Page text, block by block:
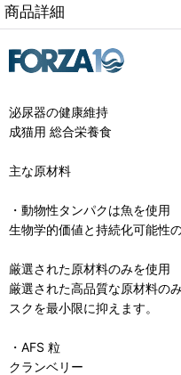
商品詳細
泌尿器の健康維持
成猫用 総合栄養食
主な原材料
・動物性タンパクは魚を使用
生物学的価値と持続化可能性
厳選された原材料のみを使用
厳選された高品質な原材料の
スクを最小限に抑えます。
・AFS 粒
クランベリー